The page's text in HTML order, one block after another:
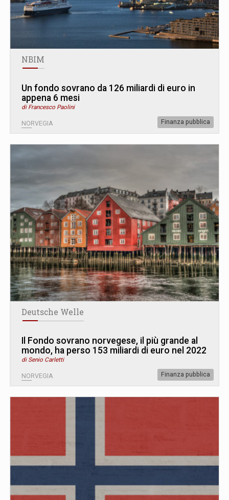
NBIM
Un fondo sovrano da 126 miliardi di euro in
appena 6 mesi
di Francesco Paolini
NORVEGIA Finanza pubblica
Deutsche Welle
Il Fondo sovrano norvegese, il più grande al
mondo, ha perso 153 miliardi di euro nel 2022
di Senio Carletti
NORVEGIA Finanza pubblica